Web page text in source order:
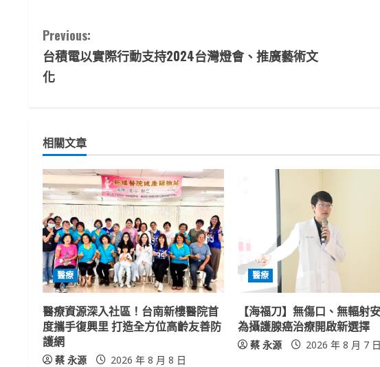
C
o
i
n
u
e
R
e
a
d
Previous:
台積電以實際行動支持2024台灣燈會、推廣藝術文
化
相關文章
醫療
醫療資源深入社區！台南新樓醫院首
度攜手復興里 打造全方位高齡友善防
護網
蔡 永源 2026 年 8 月 8 日
醫療
【海福刀】無傷口、無輻射
為攝護腺癌治療開啟新選擇
蔡 永源 2026 年 8 月 7 日